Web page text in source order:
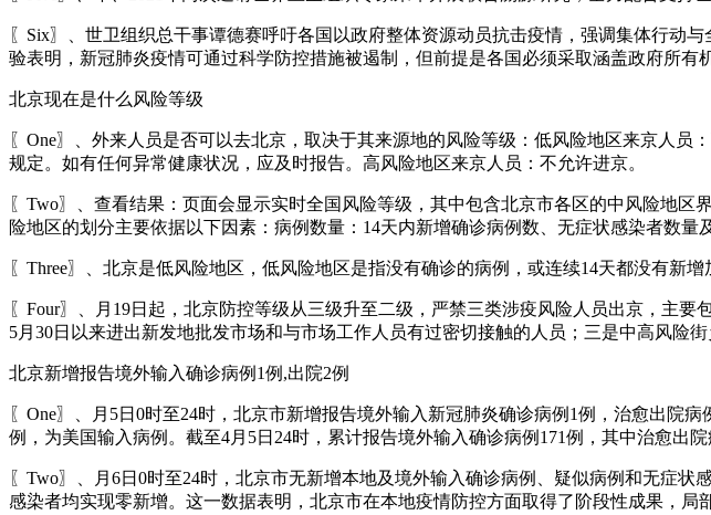
〖Six〗、世卫组织总干事谭德赛呼吁各国以政府整体资源动员抗击疫情，强调集体行动
验表明，新冠肺炎疫情可通过科学防控措施被遏制，但前提是各国必须采取涵盖政府所有
北京现在是什么风险等级
〖One〗、外来人员是否可以去北京，取决于其来源地的风险等级：低风险地区来京人
规定。如有任何异常健康状况，应及时报告。高风险地区来京人员：不允许进京。
〖Two〗、查看结果：页面会显示实时全国风险等级，其中包含北京市各区的中风险地
险地区的划分主要依据以下因素：病例数量：14天内新增确诊病例数、无症状感染者数量
〖Three〗、北京是低风险地区，低风险地区是指没有确诊的病例，或连续14天都没有新增
〖Four〗、月19日起，北京防控等级从三级升至二级，严禁三类涉疫风险人员出京，主
5月30日以来进出新发地批发市场和与市场工作人员有过密切接触的人员；三是中高风险街
北京新增报告境外输入确诊病例1例,出院2例
〖One〗、月5日0时至24时，北京市新增报告境外输入新冠肺炎确诊病例1例，治愈出院
例，为美国输入病例。截至4月5日24时，累计报告境外输入确诊病例171例，其中治愈出
〖Two〗、月6日0时至24时，北京市无新增本地及境外输入确诊病例、疑似病例和无症
感染者均实现零新增。这一数据表明，北京市在本地疫情防控方面取得了阶段性成果，局